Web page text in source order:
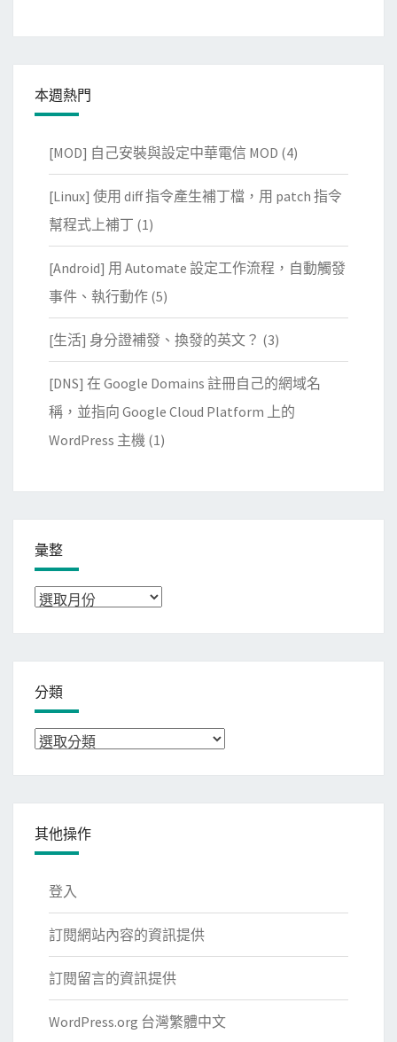
本週熱門
[MOD] 自己安裝與設定中華電信 MOD (4)
[Linux] 使用 diff 指令產生補丁檔，用 patch 指令
幫程式上補丁 (1)
[Android] 用 Automate 設定工作流程，自動觸發
事件、執行動作 (5)
[生活] 身分證補發、換發的英文？ (3)
[DNS] 在 Google Domains 註冊自己的網域名
稱，並指向 Google Cloud Platform 上的
WordPress 主機 (1)
彙整
彙
分類
分
其他操作
登入
訂閱網站內容的資訊提供
訂閱留言的資訊提供
WordPress.org 台灣繁體中文